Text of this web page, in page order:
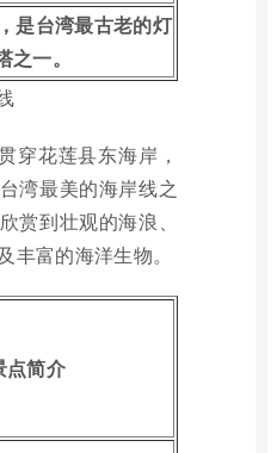
是台湾最古老的灯
之一。
穿花莲县东海岸，
湾最美的海岸线之
赏到壮观的海浪、
丰富的海洋生物。
点简介